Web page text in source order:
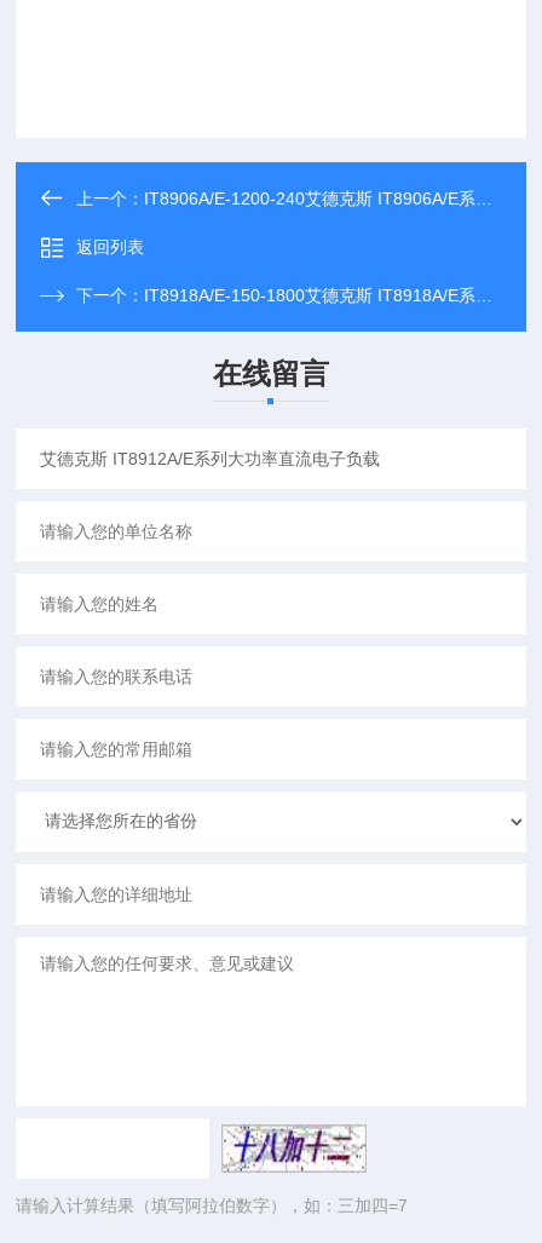
上一个： IT8906A/E-1200-240艾德克斯 IT8906A/E系列大功率直流电子负载
返回列表
下一个： IT8918A/E-150-1800艾德克斯 IT8918A/E系列大功率直流电子负载
在线留言
请输入计算结果（填写阿拉伯数字），如：三加四=7